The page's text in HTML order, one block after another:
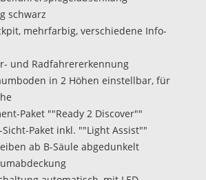
schwarz
mehrfarbig, verschiedene Info-
und Radfahrererkennung
in 2 Höhen einstellbar, für
Paket ""Ready 2 Discover""
Sicht-Paket inkl. ""Light Assist""
ab B-Säule abgedunkelt